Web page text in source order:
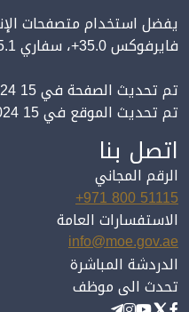
فايرفوكس 35.0+، سفاري 5.1+، كروم 39.0+,
تم تحديث الصفحة في 15 Aug 2024
تم تحديث الموقع في 15 Aug 2024
اتصل بنا
الرقم المجاني
+971 800 51115
الاستفسارات العامة
info@moe.gov.ae
الدردشة المباشرة
تحدث الى موظف